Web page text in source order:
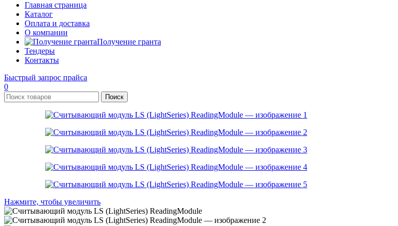
Главная страница
Каталог
Оплата и доставка
О компании
Получение гранта
Тендеры
Контакты
Быстрый запрос прайса
0
Поиск
Нажмите, чтобы увеличить